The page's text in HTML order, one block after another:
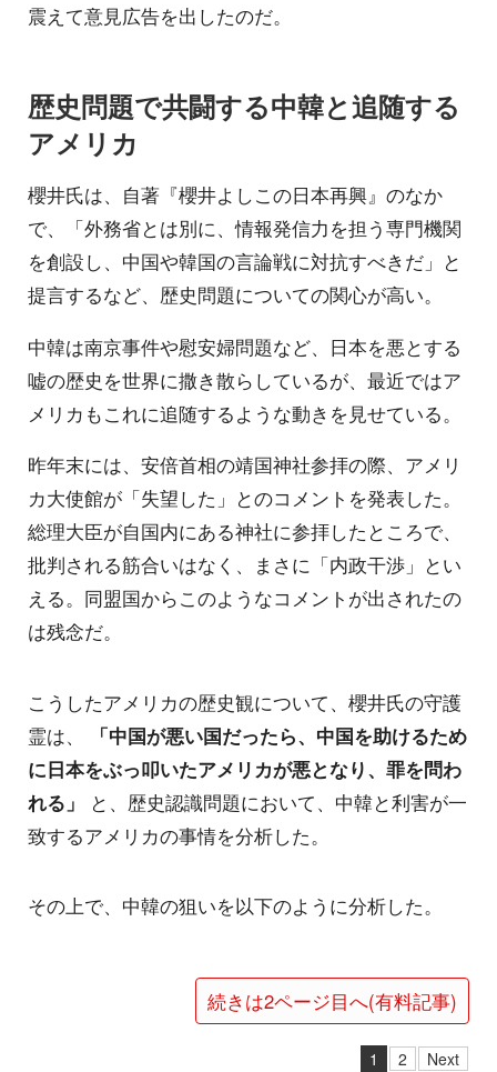
震えて意見広告を出したのだ。
歴史問題で共闘する中韓と追随する
アメリカ
櫻井氏は、自著『櫻井よしこの日本再興』のなか
で、「外務省とは別に、情報発信力を担う専門機関
を創設し、中国や韓国の言論戦に対抗すべきだ」と
提言するなど、歴史問題についての関心が高い。
中韓は南京事件や慰安婦問題など、日本を悪とする
嘘の歴史を世界に撒き散らしているが、最近ではア
メリカもこれに追随するような動きを見せている。
昨年末には、安倍首相の靖国神社参拝の際、アメリ
カ大使館が「失望した」とのコメントを発表した。
総理大臣が自国内にある神社に参拝したところで、
批判される筋合いはなく、まさに「内政干渉」とい
える。同盟国からこのようなコメントが出されたの
は残念だ。
こうしたアメリカの歴史観について、櫻井氏の守護
霊は、
「中国が悪い国だったら、中国を助けるため
に日本をぶっ叩いたアメリカが悪となり、罪を問わ
れる」
と、歴史認識問題において、中韓と利害が一
致するアメリカの事情を分析した。
その上で、中韓の狙いを以下のように分析した。
続きは2ページ目へ(有料記事)
1 2 Next